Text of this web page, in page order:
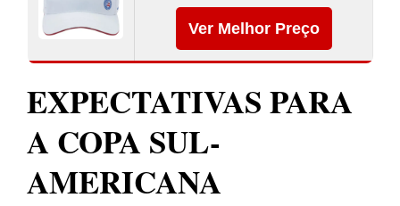
Ver Melhor Preço
EXPECTATIVAS PARA
A COPA SUL-
AMERICANA